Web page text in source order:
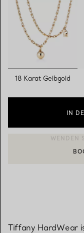
18 Karat Gelbgold
IN
EINEN
Tiffany HardWear